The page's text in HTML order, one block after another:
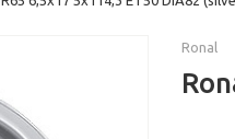
Ronal